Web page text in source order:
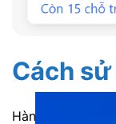
Cách
Hành khách chỉ